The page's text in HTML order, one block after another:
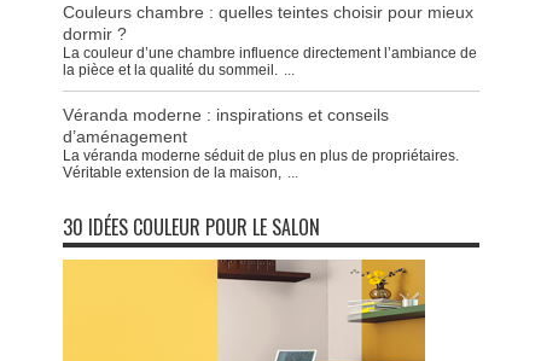
Couleurs chambre : quelles teintes choisir pour mieux
dormir ?
La couleur d’une chambre influence directement l’ambiance de
la pièce et la qualité du sommeil. ...
Véranda moderne : inspirations et conseils
d’aménagement
La véranda moderne séduit de plus en plus de propriétaires.
Véritable extension de la maison, ...
30 IDÉES COULEUR POUR LE SALON